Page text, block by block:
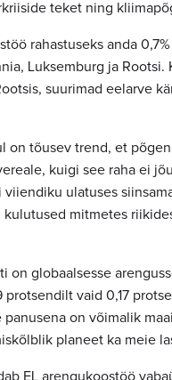
teket ning
rahastuseks anda
Luksemburg ja Rootsi.
suurimad eelarve
on tõusev trend, et
kuigi see raha ei
ulatuses
mitmetes
on globaalsesse
protsendilt vaid 0,17
on võimalik
planeet ka meie
EL arengukoostöö